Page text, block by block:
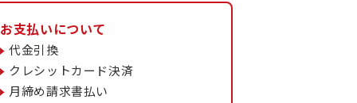
お支払いについて
代金引換
クレシットカード決済
月締め請求書払い